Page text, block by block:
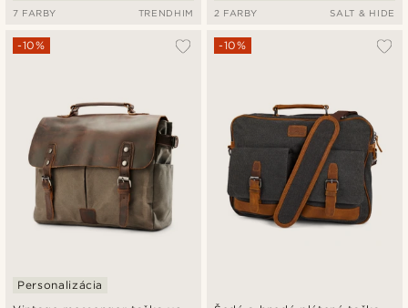
7 FARBY TRENDHIM 2 FARBY SALT & HIDE
-10%
Personalizácia
-10%